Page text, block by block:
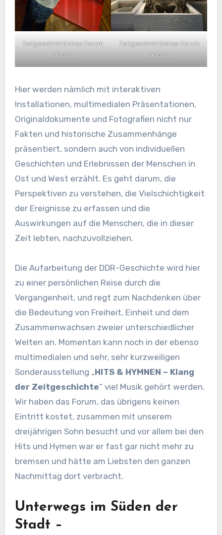
Zeitgeschichtliches Forum
Leipzig
Zeitgeschichtliches Forum
Leipzig
Hier werden nämlich mit interaktiven
Installationen, multimedialen Präsentationen,
Originaldokumente und Fotografien nicht nur
Fakten und historische Zusammenhänge
präsentiert, sondern auch von individuellen
Geschichten und Erlebnissen der Menschen in
Ost und West erzählt. Es geht darum, die
Perspektiven zu verstehen, die Vielschichtigkeit
der Ereignisse zu erfassen und die
Auswirkungen auf die Menschen, die in dieser
Zeit lebten, nachzuvollziehen.
Die Aufarbeitung der DDR-Geschichte wird hier
zu einer persönlichen Reise durch die
Vergangenheit, und regt zum Nachdenken über
die Bedeutung von Freiheit, Einheit und dem
Zusammenwachsen zweier unterschiedlicher
Welten an. Momentan kann noch in der ebenso
multimedialen und sehr, sehr kurzweiligen
Sonderausstellung „HITS & HYMNEN – Klang
der Zeitgeschichte“ viel Musik gehört werden.
Wir haben das Forum, das übrigens keinen
Eintritt kostet, zusammen mit unserem
dreijährigen Sohn besucht und vor allem bei den
Hits und Hymen war er fast gar nicht mehr zu
bremsen und hätte am Liebsten den ganzen
Nachmittag dort verbracht.
Unterwegs im Süden der
Stadt –